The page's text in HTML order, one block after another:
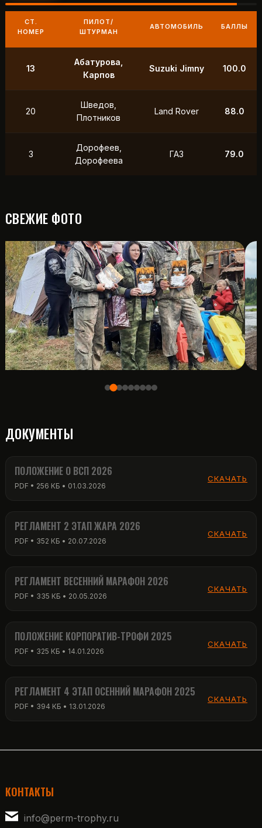
СТ.
НОМЕР
ПИЛОТ/
ШТУРМАН
АВТОМОБИЛЬ БАЛЛЫ
9 Маслов, Ходько УАЗ 250.0
Петухов
Фердман
ПОЛОЖЕНИЕ О ВСП 2026
РЕГЛАМЕНТ 2 ЭТАП ЖАРА 2026
РЕГЛАМЕНТ ВЕСЕННИЙ МАРАФОН 2026
ПОЛОЖЕНИЕ КОРПОРАТИВ-ТРОФИ 2025
РЕГЛАМЕНТ 4 ЭТАП ОСЕННИЙ МАРАФОН 2025
КОНТАКТЫ